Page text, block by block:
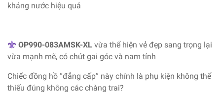
kháng nước hiệu quả
OP990-083AMSK-XL vừa thể hiện vẻ đẹp sang trọng lại
vừa mạnh mẽ, có chút gai góc và nam tính
Chiếc đồng hồ “đẳng cấp” này chính là phụ kiện không thể
thiếu đúng không các chàng trai?